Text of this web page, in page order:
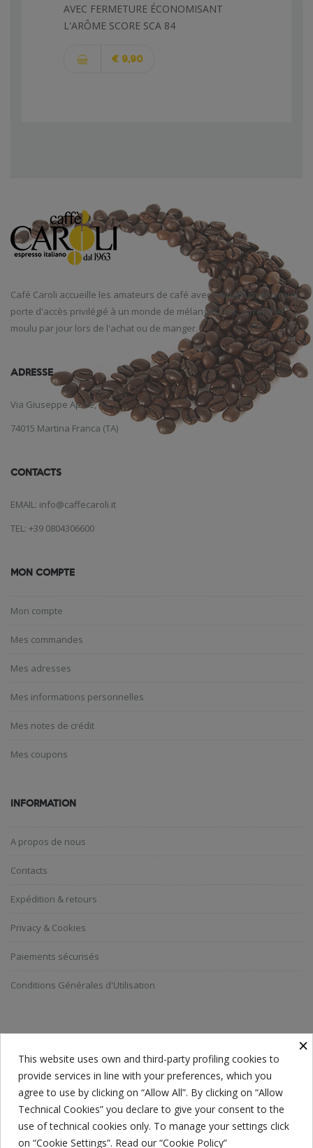
AVEC FERMETURE ÉCONOMISANT
L'ARÔME SCORE SCA 84
€ 9,90
Café Caroli accueille les amateurs de café avec un parfum enivrant,
porte d'accès privilégié à un monde de mélanges fins,torréfié et
moulu par jour lors de l'achat ou de manger.
ADRESSE
Via Giuseppe Aprile, 12
74015 Martina Franca (TA)
CONTACTS
EMAIL: info@caffecaroli.it
TEL: +39 0804306600
MON COMPTE
Mon compte
Mes commandes
Mes adresses
Mes informations personnelles
Mes notes de crédit
Mes coupons
INFORMATION
A propos de nous
Contacts
Expédition & retours
Privacy & Cookies
Paiements sécurisés
Conditions Générales d'Utilisation
ABONNEZ-VOUS A LA NEWSLETTER
Everyone has a choice. I pick my choice, squeaky clean.
×
This website uses own and third-party profiling cookies to
provide services in line with your preferences, which you
agree to use by clicking on “Allow All”. By clicking on “Allow
Technical Cookies” you declare to give your consent to the
use of technical cookies only. To manage your settings click
on “Cookie Settings”. Read our “Cookie Policy”